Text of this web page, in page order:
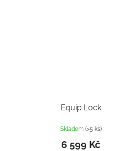
Equip Lock
Skladem (>5 ks)
6 599 Kč